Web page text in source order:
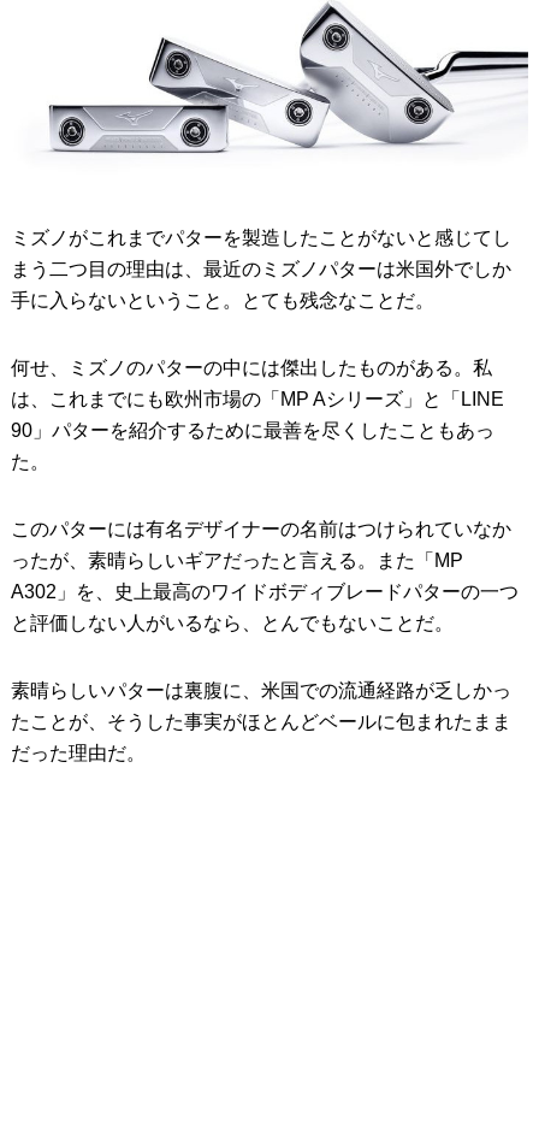
ミズノがこれまでパターを製造したことがないと感じてし
まう二つ目の理由は、最近のミズノパターは米国外でしか
手に入らないということ。とても残念なことだ。
何せ、ミズノのパターの中には傑出したものがある。私
は、これまでにも欧州市場の「MP Aシリーズ」と「LINE
90」パターを紹介するために最善を尽くしたこともあっ
た。
このパターには有名デザイナーの名前はつけられていなか
ったが、素晴らしいギアだったと言える。また「MP
A302」を、史上最高のワイドボディブレードパターの一つ
と評価しない人がいるなら、とんでもないことだ。
素晴らしいパターは裏腹に、米国での流通経路が乏しかっ
たことが、そうした事実がほとんどベールに包まれたまま
だった理由だ。